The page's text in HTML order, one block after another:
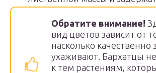
Обратите внимание!
вид цветов зависит от
насколько качественно
ухаживают. Бархатцы не
к тем растениям,